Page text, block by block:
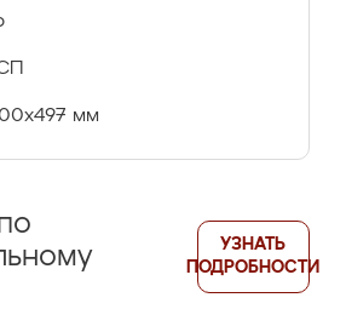
мм
УЗНАТЬ
ПОДРОБНОСТИ